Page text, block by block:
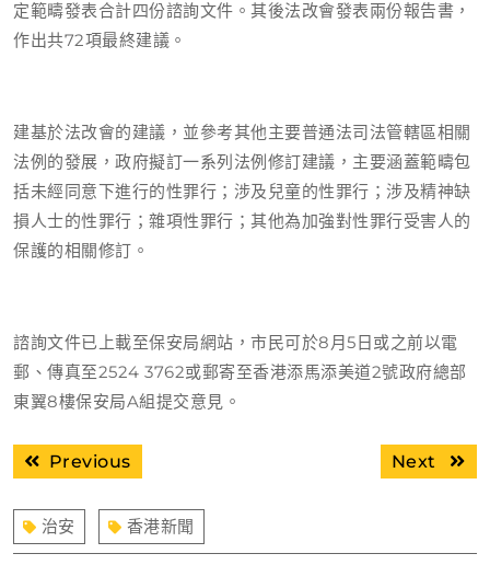
定範疇發表合計四份諮詢文件。其後法改會發表兩份報告書，
作出共72項最終建議。
建基於法改會的建議，並參考其他主要普通法司法管轄區相關
法例的發展，政府擬訂一系列法例修訂建議，主要涵蓋範疇包
括未經同意下進行的性罪行；涉及兒童的性罪行；涉及精神缺
損人士的性罪行；雜項性罪行；其他為加強對性罪行受害人的
保護的相關修訂。
諮詢文件已上載至保安局網站 ，市民可於8月5日或之前以電
郵 、傳真至2524 3762或郵寄至香港添馬添美道2號政府總部
東翼8樓保安局A組提交意見。
文
章
導
覽
PreviousPrevious
Next
Next
治安
香港新聞